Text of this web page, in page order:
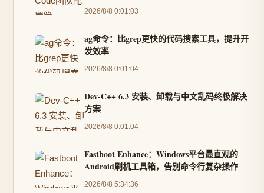
2026/8/8 0:01:03
ag命令：比grep更快的代码搜索工具，提升开
发效率
2026/8/8 0:01:04
Dev-C++ 6.3 安装、卸载与中文乱码终极解决
方案
2026/8/8 0:01:04
Fastboot Enhance：Windows平台最直观的
Android刷机工具箱，告别命令行复杂操作
2026/8/8 5:34:36